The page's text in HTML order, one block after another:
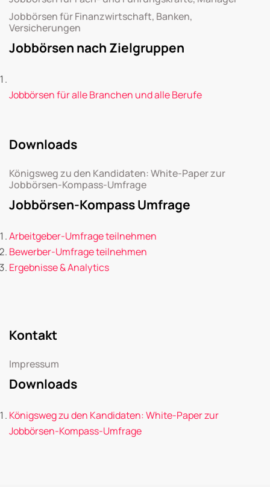
Jobbörsen für Finanzwirtschaft, Banken,
Versicherungen
Jobbörsen nach Zielgruppen
Jobbörsen für alle Branchen und alle Berufe
Downloads
Königsweg zu den Kandidaten: White-Paper zur
Jobbörsen-Kompass-Umfrage
Jobbörsen-Kompass Umfrage
Arbeitgeber-Umfrage teilnehmen
Bewerber-Umfrage teilnehmen
Ergebnisse & Analytics
Kontakt
Impressum
Downloads
Königsweg zu den Kandidaten: White-Paper zur
Jobbörsen-Kompass-Umfrage